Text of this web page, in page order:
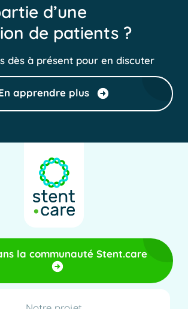
d’une
de patients ?
dès à présent pour en discuter
apprendre plus
la communauté Stent.care